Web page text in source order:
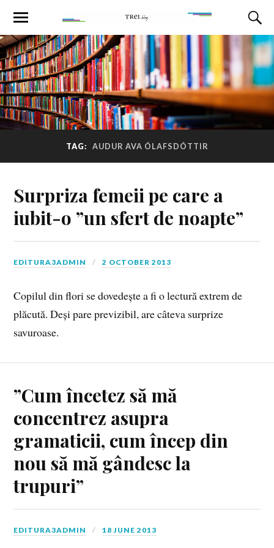
TAG: AUDUR AVA ÓLAFSDÓTTIR
Surpriza femeii pe care a
iubit-o ”un sfert de noapte”
EDITURA3ADMIN 2 OCTOBER 2013
Copilul din flori se dovedește a fi o lectură extrem de
plăcută. Deși pare previzibil, are câteva surprize
savuroase.
”Cum încetez să mă
concentrez asupra
gramaticii, cum încep din
nou să mă gândesc la
trupuri”
EDITURA3ADMIN 18 JUNE 2013